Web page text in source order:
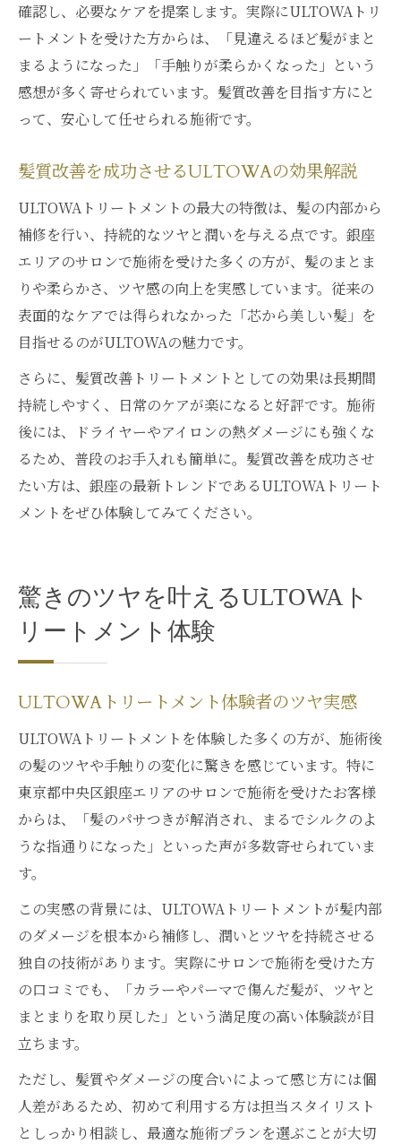
確認し、必要なケアを提案します。実際にULTOWAトリ
ートメントを受けた方からは、「見違えるほど髪がまと
まるようになった」「手触りが柔らかくなった」という
感想が多く寄せられています。髪質改善を目指す方にと
って、安心して任せられる施術です。
髪質改善を成功させるULTOWAの効果解説
ULTOWAトリートメントの最大の特徴は、髪の内部から
補修を行い、持続的なツヤと潤いを与える点です。銀座
エリアのサロンで施術を受けた多くの方が、髪のまとま
りや柔らかさ、ツヤ感の向上を実感しています。従来の
表面的なケアでは得られなかった「芯から美しい髪」を
目指せるのがULTOWAの魅力です。
さらに、髪質改善トリートメントとしての効果は長期間
持続しやすく、日常のケアが楽になると好評です。施術
後には、ドライヤーやアイロンの熱ダメージにも強くな
るため、普段のお手入れも簡単に。髪質改善を成功させ
たい方は、銀座の最新トレンドであるULTOWAトリート
メントをぜひ体験してみてください。
驚きのツヤを叶えるULTOWAト
リートメント体験
ULTOWAトリートメント体験者のツヤ実感
ULTOWAトリートメントを体験した多くの方が、施術後
の髪のツヤや手触りの変化に驚きを感じています。特に
東京都中央区銀座エリアのサロンで施術を受けたお客様
からは、「髪のパサつきが解消され、まるでシルクのよ
うな指通りになった」といった声が多数寄せられていま
す。
この実感の背景には、ULTOWAトリートメントが髪内部
のダメージを根本から補修し、潤いとツヤを持続させる
独自の技術があります。実際にサロンで施術を受けた方
の口コミでも、「カラーやパーマで傷んだ髪が、ツヤと
まとまりを取り戻した」という満足度の高い体験談が目
立ちます。
ただし、髪質やダメージの度合いによって感じ方には個
人差があるため、初めて利用する方は担当スタイリスト
としっかり相談し、最適な施術プランを選ぶことが大切